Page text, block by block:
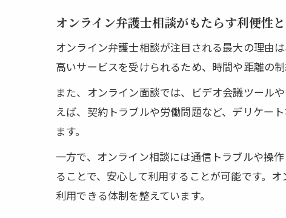
オンライン弁護士相談がもたらす利便性
オンライン弁護士相談が注目される最大の理由
高いサービスを受けられるため、時間や距離の
また、オンライン面談では、ビデオ会議ツール
えば、契約トラブルや労働問題など、デリケー
ます。
一方で、オンライン相談には通信トラブルや操
ることで、安心して利用することが可能です。
利用できる体制を整えています。